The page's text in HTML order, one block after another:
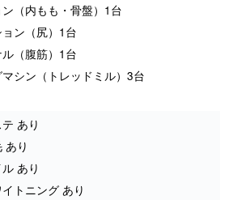
（内もも・骨盤）1台
ン（尻）1台
（腹筋）1台
シン（トレッドミル）3台
あり
あり
あり
トニング あり